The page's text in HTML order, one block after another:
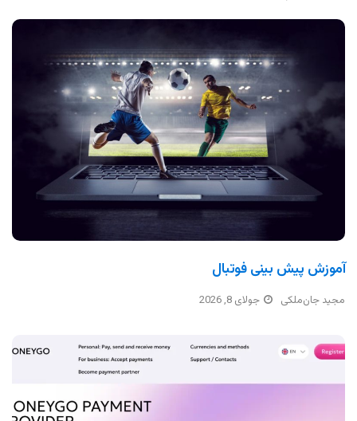
آموزش پیش بینی فوتبال
مجید جان‌ملکی جولای 8, 2026